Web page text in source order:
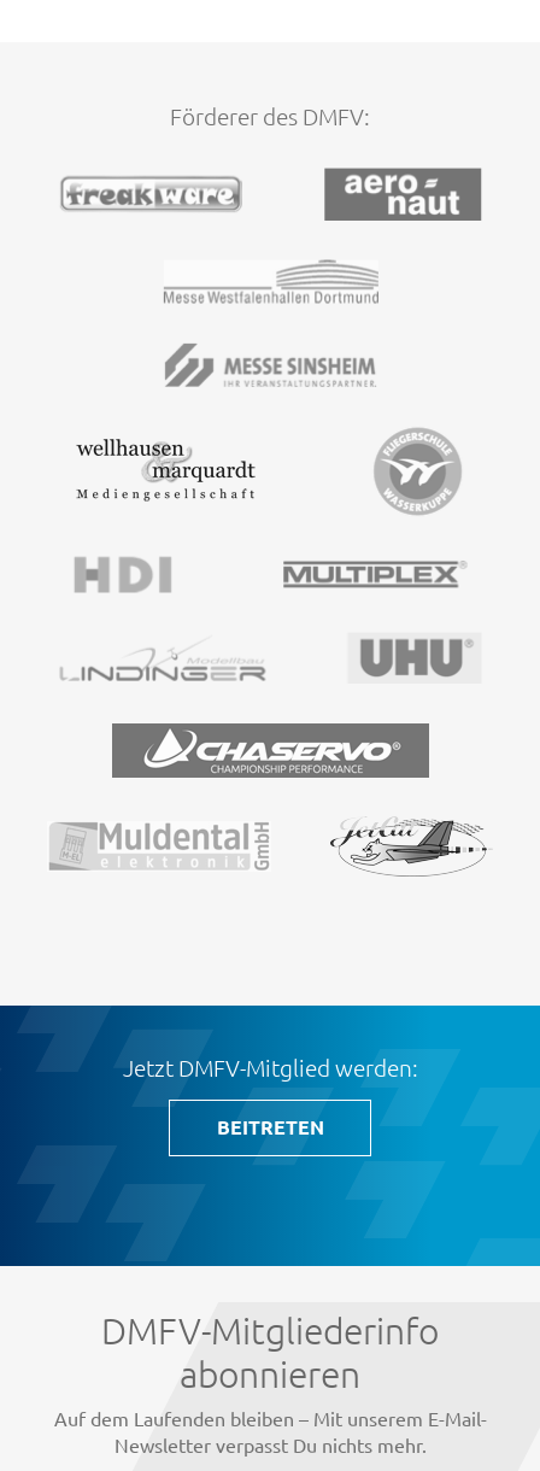
Förderer des DMFV:
Jetzt DMFV-Mitglied werden:
BEITRETEN
DMFV-Mitgliederinfo
abonnieren
Auf dem Laufenden bleiben – Mit unserem E-Mail-
Newsletter verpasst Du nichts mehr.